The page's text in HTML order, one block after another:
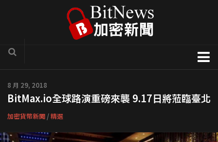
區塊鏈技術專欄
項目官方訊息
COTI
8 月 29, 2018
BitMax.io全球路演重磅來襲 9.17日將蒞臨臺北
加密貨幣新聞 /精選